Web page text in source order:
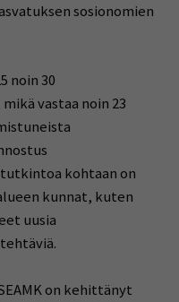
sosionomien
noin 30
vastaa noin 23
kohtaan on
kunnat, kuten
uusia
on kehittänyt